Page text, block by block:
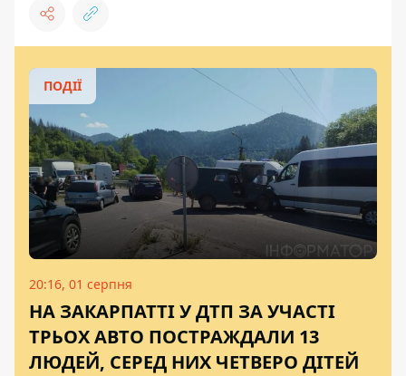
ПОДІЇ
20:16, 01 серпня
НА ЗАКАРПАТТІ У ДТП ЗА УЧАСТІ
ТРЬОХ АВТО ПОСТРАЖДАЛИ 13
ЛЮДЕЙ, СЕРЕД НИХ ЧЕТВЕРО ДІТЕЙ